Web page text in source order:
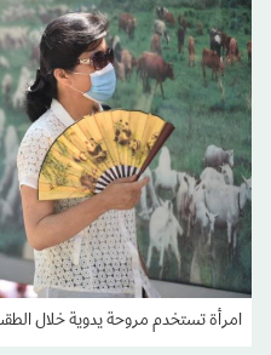
امرأة تستخدم مروحة يدوية خلال